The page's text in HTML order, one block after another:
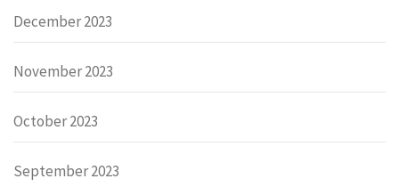
December 2023
November 2023
October 2023
September 2023